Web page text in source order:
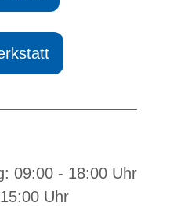
09:00 - 18:00 Uhr
Uhr